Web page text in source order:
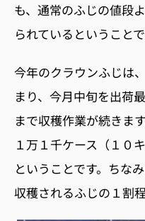
も、通常のふじの値段
られているということで
今年のクラウンふじは
まり、今月中旬を出荷
まで収穫作業が続きま
１万１千ケース（１０
ということです。ちな
収穫されるふじの１割